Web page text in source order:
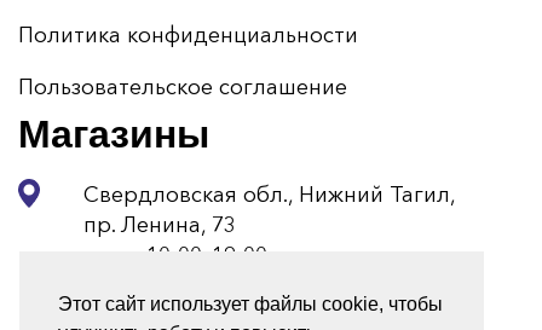
Этот сайт использует файлы cookie, чтобы
Политика конфиденциальности
Пользовательское соглашение
Магазины
Свердловская обл., Нижний Тагил,
пр. Ленина, 73
пн-вс 10:00–19:00
+7 (3435) 34-33-73